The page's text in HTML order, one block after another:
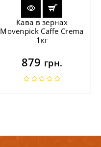
Кава в зернах
Movenpick Caffe Crema
1кг
879 грн.